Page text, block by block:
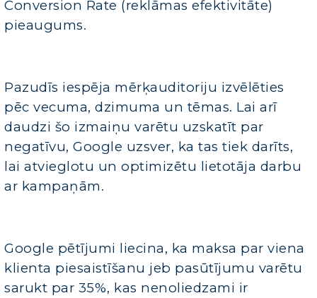
Conversion Rate (reklāmas efektivitāte)
pieaugums.
Pazudīs iespēja mērķauditoriju izvēlēties
pēc vecuma, dzimuma un tēmas. Lai arī
daudzi šo izmaiņu varētu uzskatīt par
negatīvu, Google uzsver, ka tas tiek darīts,
lai atvieglotu un optimizētu lietotāja darbu
ar kampaņām.
Google pētījumi liecina, ka maksa par viena
klienta piesaistīšanu jeb pasūtījumu varētu
sarukt par 35%, kas nenoliedzami ir